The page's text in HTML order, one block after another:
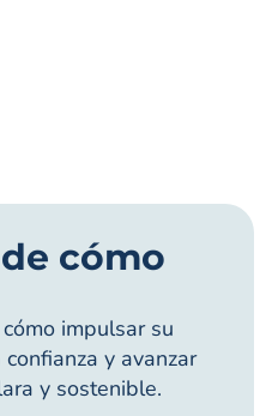
cómo
impulsar su
y avanzar
y sostenible.